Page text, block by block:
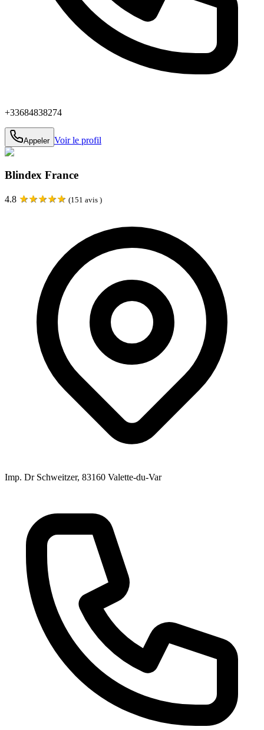
+33684838274
Appeler Voir le profil
Blindex France
4.8 ★★★★★ (151 avis )
Imp. Dr Schweitzer, 83160 Valette-du-Var